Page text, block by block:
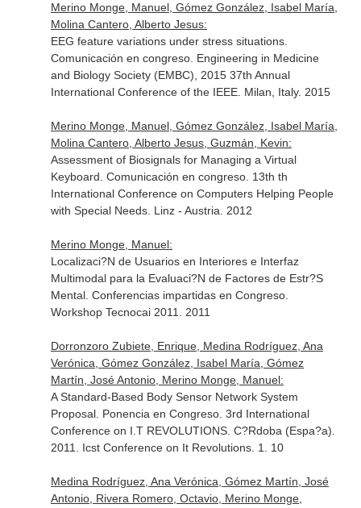
Merino Monge, Manuel, Gómez González, Isabel María,
Molina Cantero, Alberto Jesus:
EEG feature variations under stress situations.
Comunicación en congreso. Engineering in Medicine
and Biology Society (EMBC), 2015 37th Annual
International Conference of the IEEE. Milan, Italy. 2015
Merino Monge, Manuel, Gómez González, Isabel María,
Molina Cantero, Alberto Jesus, Guzmán, Kevin:
Assessment of Biosignals for Managing a Virtual
Keyboard. Comunicación en congreso. 13th th
International Conference on Computers Helping People
with Special Needs. Linz - Austria. 2012
Merino Monge, Manuel:
Localizaci?N de Usuarios en Interiores e Interfaz
Multimodal para la Evaluaci?N de Factores de Estr?S
Mental. Conferencias impartidas en Congreso.
Workshop Tecnocai 2011. 2011
Dorronzoro Zubiete, Enrique, Medina Rodríguez, Ana
Verónica, Gómez González, Isabel María, Gómez
Martín, José Antonio, Merino Monge, Manuel:
A Standard-Based Body Sensor Network System
Proposal. Ponencia en Congreso. 3rd International
Conference on I.T REVOLUTIONS. C?Rdoba (Espa?a).
2011. Icst Conference on It Revolutions. 1. 10
Medina Rodríguez, Ana Verónica, Gómez Martín, José
Antonio, Rivera Romero, Octavio, Merino Monge,